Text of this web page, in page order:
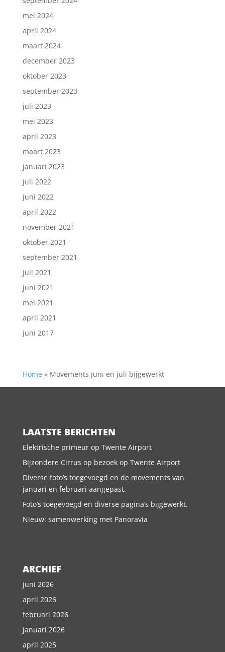
mei 2024
april 2024
maart 2024
december 2023
oktober 2023
september 2023
juli 2023
mei 2023
april 2023
maart 2023
januari 2023
juli 2022
juni 2022
april 2022
november 2021
oktober 2021
september 2021
juli 2021
juni 2021
mei 2021
april 2021
juni 2017
Home» Movements juni en juli bijgewerkt
LAATSTE BERICHTEN
Elektrische primeur op Twente Airport
Bijzondere Cirrus op bezoek op Twente Airport
Diverse foto’s toegevoegd en de movements van
januari en februari aangepast.
Foto’s toegevoegd en diverse pagina’s bijgewerkt.
Nieuw: samenwerking met Panoravia
ARCHIEF
juni 2026
april 2026
februari 2026
januari 2026
april 2025